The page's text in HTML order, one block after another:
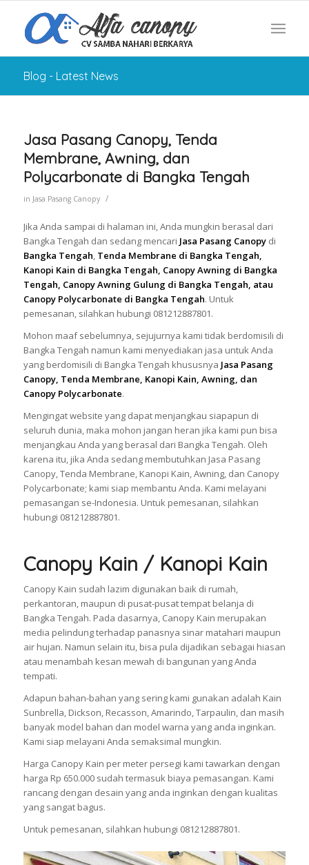
Blog - Latest News
Jasa Pasang Canopy, Tenda
Membrane, Awning, dan
Polycarbonate di Bangka Tengah
in Jasa Pasang Canopy /
Jika Anda sampai di halaman ini, Anda mungkin berasal dari
Bangka Tengah dan sedang mencari Jasa Pasang Canopy di
Bangka Tengah, Tenda Membrane di Bangka Tengah,
Kanopi Kain di Bangka Tengah, Canopy Awning di Bangka
Tengah, Canopy Awning Gulung di Bangka Tengah, atau
Canopy Polycarbonate di Bangka Tengah. Untuk
pemesanan, silahkan hubungi 081212887801.
Mohon maaf sebelumnya, sejujurnya kami tidak berdomisili di
Bangka Tengah namun kami menyediakan jasa untuk Anda
yang berdomisili di Bangka Tengah khususnya Jasa Pasang
Canopy, Tenda Membrane, Kanopi Kain, Awning, dan
Canopy Polycarbonate.
Mengingat website yang dapat menjangkau siapapun di
seluruh dunia, maka mohon jangan heran jika kami pun bisa
menjangkau Anda yang berasal dari Bangka Tengah. Oleh
karena itu, jika Anda sedang membutuhkan Jasa Pasang
Canopy, Tenda Membrane, Kanopi Kain, Awning, dan Canopy
Polycarbonate; kami siap membantu Anda. Kami melayani
pemasangan se-Indonesia. Untuk pemesanan, silahkan
hubungi 081212887801.
Canopy Kain / Kanopi Kain
Canopy Kain sudah lazim digunakan baik di rumah,
perkantoran, maupun di pusat-pusat tempat belanja di
Bangka Tengah. Pada dasarnya, Canopy Kain merupakan
media pelindung terhadap panasnya sinar matahari maupun
air hujan. Namun selain itu, bisa pula dijadikan sebagai hiasan
atau menambah kesan mewah di bangunan yang Anda
tempati.
Adapun bahan-bahan yang sering kami gunakan adalah Kain
Sunbrella, Dickson, Recasson, Amarindo, Tarpaulin, dan masih
banyak model bahan dan model warna yang anda inginkan.
Kami siap melayani Anda semaksimal mungkin.
Harga Canopy Kain per meter persegi kami tawarkan dengan
harga Rp 650.000 sudah termasuk biaya pemasangan. Kami
rancang dengan desain yang anda inginkan dengan kualitas
yang sangat bagus.
Untuk pemesanan, silahkan hubungi 081212887801.